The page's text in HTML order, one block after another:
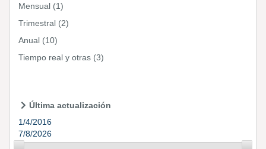
Mensual (1)
Trimestral (2)
Anual (10)
Tiempo real y otras (3)
Última actualización
1/4/2016
7/8/2026